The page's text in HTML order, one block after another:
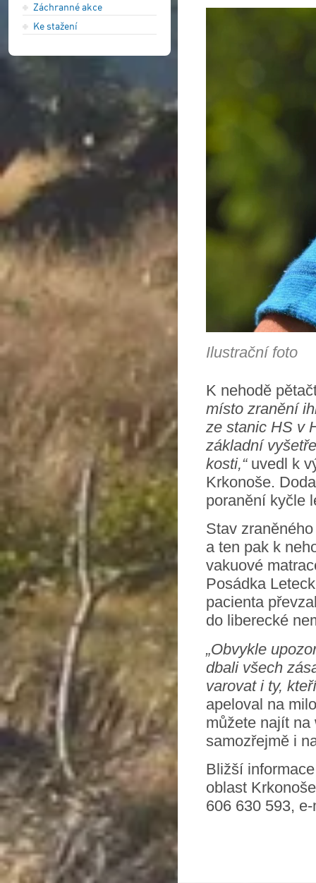
Záchranné akce
Ke stažení
Ilustrační foto
K nehodě
místo zranění
ze stanic HS v
základní
kosti,“uvedl k
Krkonoše.
poranění kyčle
Stav
a ten pak k
vakuové
Posádka
pacienta
do liberecké
„Obvykle
dbali všech
varovat i ty,
apeloval na
můžete najít
samozřejmě i
Bližší
oblast
606 630 593,